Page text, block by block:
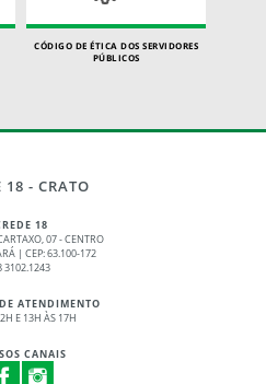
CÓDIGO DE ÉTICA DOS SERVIDORES
PÚBLICOS
18 - CRATO
18
07 - CENTRO
| CEP: 63.100-172
3102.1243
ATENDIMENTO
E 13H ÀS 17H
CANAIS